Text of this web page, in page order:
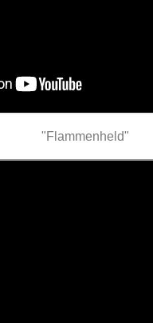
"Flammenheld"